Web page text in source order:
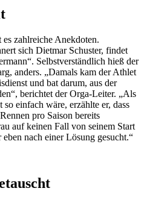
zahlreiche Anekdoten.
sich Dietmar Schuster, findet
Selbstverständlich hieß der
anders. „Damals kam der Athlet
und bat darum, aus der
berichtet der Orga-Leiter. „Als
einfach wäre, erzählte er, dass
pro Saison bereits
auf keinen Fall von seinem Start
nach einer Lösung gesucht.“